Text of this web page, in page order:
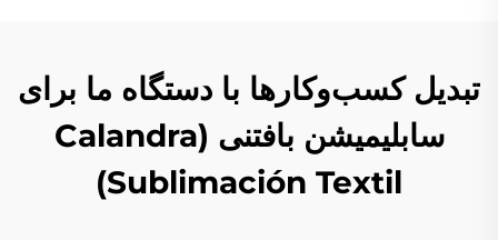
تبدیل کسب‌وکارها با دستگاه ما برای
سابلیمیشن بافتنی (Calandra
Sublimación Textil)